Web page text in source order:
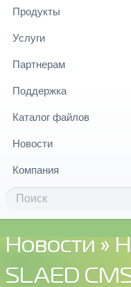
Продукты
Услуги
Партнерам
Поддержка
Каталог файлов
Новости
Компания
Новости »
SLAED